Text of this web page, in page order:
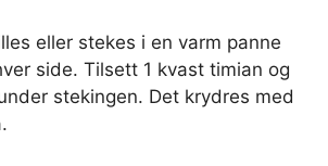
eller stekes i en varm panne
side. Tilsett 1 kvast timian og
stekingen. Det krydres med